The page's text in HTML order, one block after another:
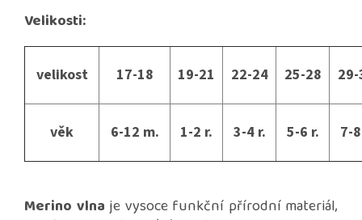
Velikosti:
velikost 17-18 19-21 22-24 25-28
věk 6-12 m. 1-2 r. 3-4 r. 5-6 r. 7-
Merino vlna je vysoce funkční přírodní materiál,